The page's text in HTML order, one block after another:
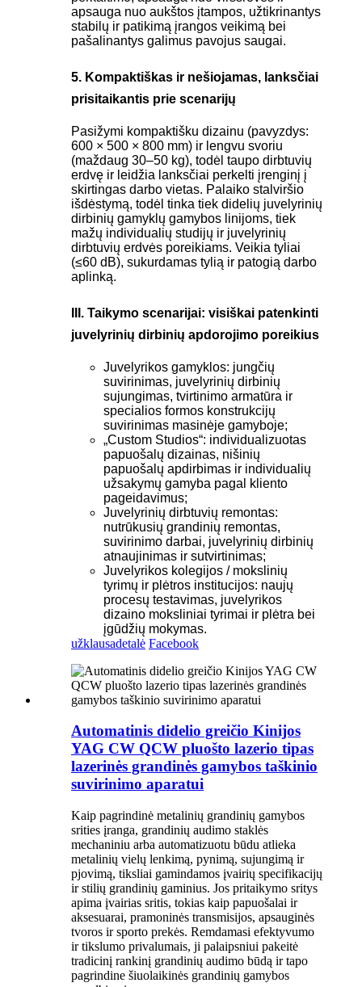
apsauga nuo aukštos įtampos, užtikrinantys
stabilų ir patikimą įrangos veikimą bei
pašalinantys galimus pavojus saugai.
5. Kompaktiškas ir nešiojamas, lanksčiai
prisitaikantis prie scenarijų
Pasižymi kompaktišku dizainu (pavyzdys:
600 × 500 × 800 mm) ir lengvu svoriu
(maždaug 30–50 kg), todėl taupo dirbtuvių
erdvę ir leidžia lanksčiai perkelti įrenginį į
skirtingas darbo vietas. Palaiko stalviršio
išdėstymą, todėl tinka tiek didelių juvelyrinių
dirbinių gamyklų gamybos linijoms, tiek
mažų individualių studijų ir juvelyrinių
dirbtuvių erdvės poreikiams. Veikia tyliai
(≤60 dB), sukurdamas tylią ir patogią darbo
aplinką.
III. Taikymo scenarijai: visiškai patenkinti
juvelyrinių dirbinių apdorojimo poreikius
Juvelyrikos gamyklos: jungčių
suvirinimas, juvelyrinių dirbinių
sujungimas, tvirtinimo armatūra ir
specialios formos konstrukcijų
suvirinimas masinėje gamyboje;
„Custom Studios“: individualizuotas
papuošalų dizainas, nišinių
papuošalų apdirbimas ir individualių
užsakymų gamyba pagal kliento
pageidavimus;
Juvelyrinių dirbtuvių remontas:
nutrūkusių grandinių remontas,
suvirinimo darbai, juvelyrinių dirbinių
atnaujinimas ir sutvirtinimas;
Juvelyrikos kolegijos / mokslinių
tyrimų ir plėtros institucijos: naujų
procesų testavimas, juvelyrikos
dizaino moksliniai tyrimai ir plėtra bei
įgūdžių mokymas.
užklausadetalė Facebook
Automatinis didelio greičio Kinijos
YAG CW QCW pluošto lazerio tipas
lazerinės grandinės gamybos taškinio
suvirinimo aparatui
Kaip pagrindinė metalinių grandinių gamybos
srities įranga, grandinių audimo staklės
mechaniniu arba automatizuotu būdu atlieka
metalinių vielų lenkimą, pynimą, sujungimą ir
pjovimą, tiksliai gamindamos įvairių specifikacijų
ir stilių grandinių gaminius. Jos pritaikymo sritys
apima įvairias sritis, tokias kaip papuošalai ir
aksesuarai, pramoninės transmisijos, apsauginės
tvoros ir sporto prekės. Remdamasi efektyvumo
ir tikslumo privalumais, ji palaipsniui pakeitė
tradicinį rankinį grandinių audimo būdą ir tapo
pagrindine šiuolaikinės grandinių gamybos